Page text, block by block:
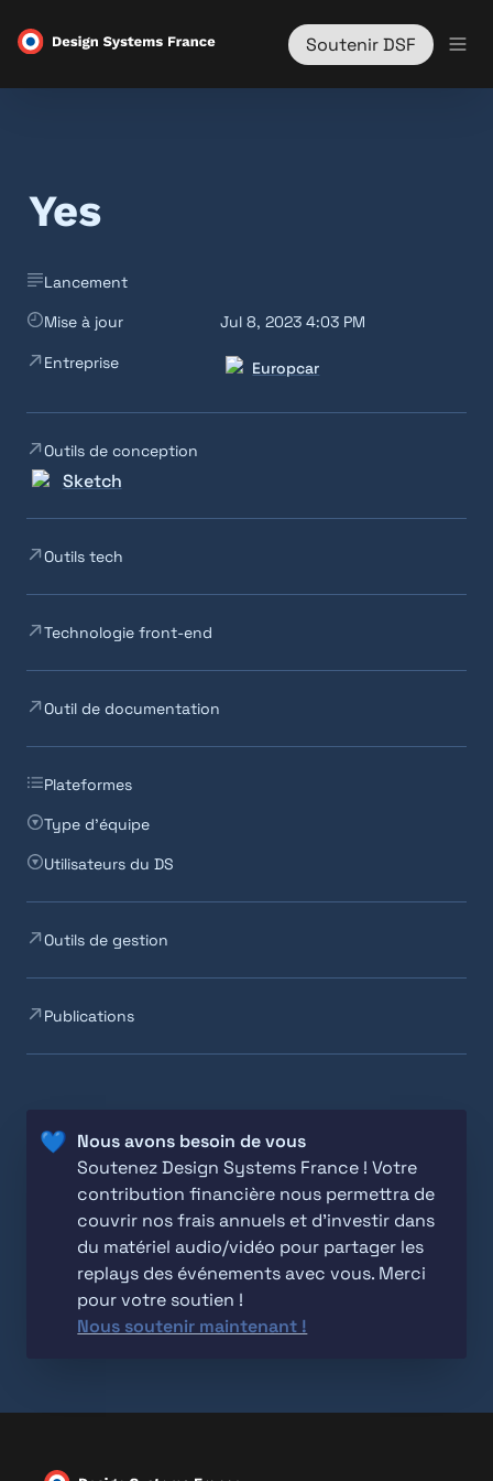
Soutenir DSF
Yes
Lancement
Mise à jour
Jul 8, 2023 4:03 PM
Entreprise Europcar
Outils de conception
Sketch
Outils tech
Technologie front-end
Outil de documentation
Plateformes
Type d'équipe
Utilisateurs du DS
Outils de gestion
Publications
💙
Soutenez Design Systems France ! Votre
contribution financière nous permettra de
couvrir nos frais annuels et d'investir dans
du matériel audio/vidéo pour partager les
replays des événements avec vous. Merci
Nous soutenir maintenant !